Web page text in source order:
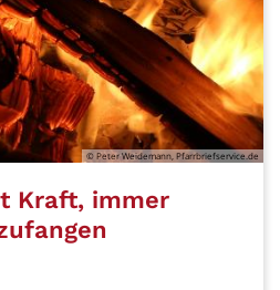
© Peter Weidemann, Pfarrbriefservice.de
Kraft, immer